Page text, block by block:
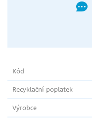
Kód
Recyklační poplatek
Výrobce